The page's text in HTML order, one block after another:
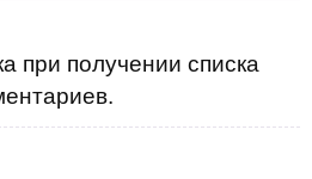
при получении списка